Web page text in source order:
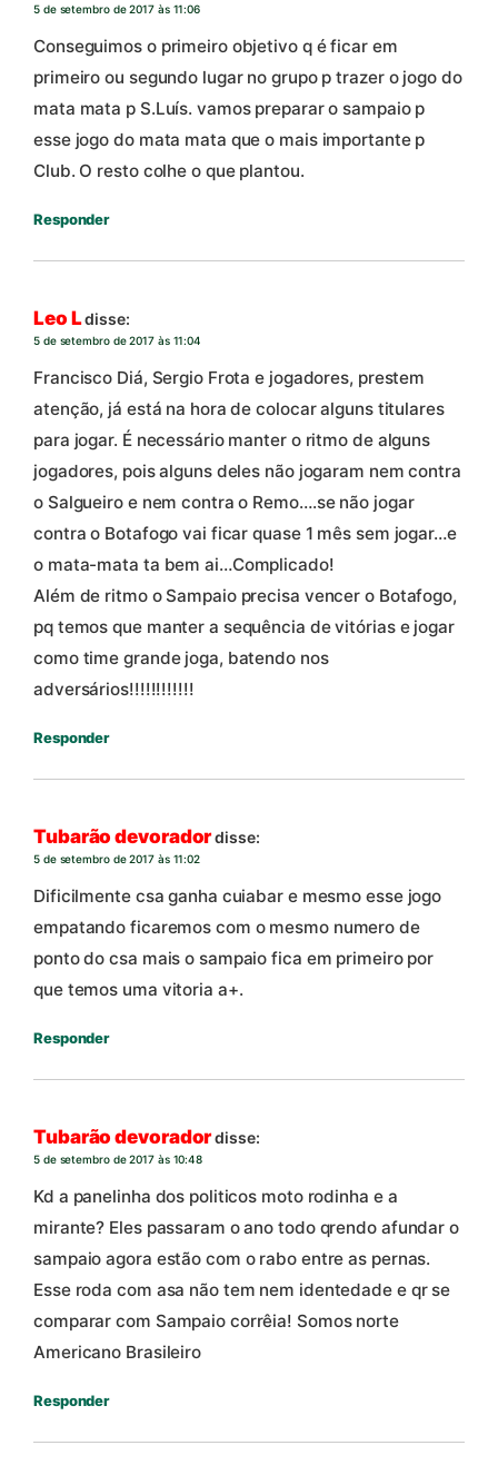
5 de setembro de 2017 às 11:06
Conseguimos o primeiro objetivo q é ficar em
primeiro ou segundo lugar no grupo p trazer o jogo do
mata mata p S.Luís. vamos preparar o sampaio p
esse jogo do mata mata que o mais importante p
Club. O resto colhe o que plantou.
Responder
Leo Ldisse:
5 de setembro de 2017 às 11:04
Francisco Diá, Sergio Frota e jogadores, prestem
atenção, já está na hora de colocar alguns titulares
para jogar. É necessário manter o ritmo de alguns
jogadores, pois alguns deles não jogaram nem contra
o Salgueiro e nem contra o Remo….se não jogar
contra o Botafogo vai ficar quase 1 mês sem jogar…e
o mata-mata ta bem ai…Complicado!
Além de ritmo o Sampaio precisa vencer o Botafogo,
pq temos que manter a sequência de vitórias e jogar
como time grande joga, batendo nos
adversários!!!!!!!!!!!!
Responder
Tubarão devoradordisse:
5 de setembro de 2017 às 11:02
Dificilmente csa ganha cuiabar e mesmo esse jogo
empatando ficaremos com o mesmo numero de
ponto do csa mais o sampaio fica em primeiro por
que temos uma vitoria a+.
Responder
Tubarão devoradordisse:
5 de setembro de 2017 às 10:48
Kd a panelinha dos politicos moto rodinha e a
mirante? Eles passaram o ano todo qrendo afundar o
sampaio agora estão com o rabo entre as pernas.
Esse roda com asa não tem nem identedade e qr se
comparar com Sampaio corrêia! Somos norte
Americano Brasileiro
Responder